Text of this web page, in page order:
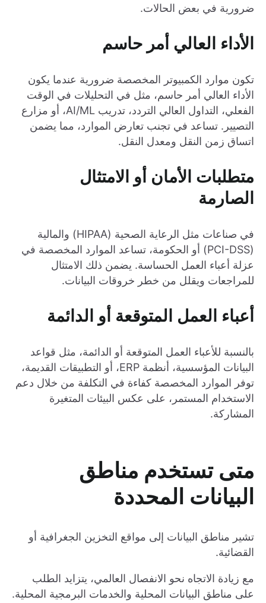
ضرورية في بعض الحالات.
الأداء العالي أمر حاسم
تكون موارد الكمبيوتر المخصصة ضرورية عندما يكون
الأداء العالي أمر حاسم، مثل في التحليلات في الوقت
الفعلي، التداول العالي التردد، تدريب AI/ML، أو مزارع
التصيير. تساعد في تجنب تعارض الموارد، مما يضمن
اتساق زمن النقل ومعدل النقل.
متطلبات الأمان أو الامتثال
الصارمة
في صناعات مثل الرعاية الصحية (HIPAA) والمالية
(PCI-DSS) أو الحكومة، تساعد الموارد المخصصة في
عزلة أعباء العمل الحساسة. يضمن ذلك الامتثال
للمراجعات ويقلل من خطر خروقات البيانات.
أعباء العمل المتوقعة أو الدائمة
بالنسبة للأعباء العمل المتوقعة أو الدائمة، مثل قواعد
البيانات المؤسسية، أنظمة ERP، أو التطبيقات القديمة،
توفر الموارد المخصصة كفاءة في التكلفة من خلال دعم
الاستخدام المستمر، على عكس البيئات المتغيرة
المشاركة.
متى تستخدم مناطق
البيانات المحددة
تشير مناطق البيانات إلى مواقع التخزين الجغرافية أو
القضائية.
مع زيادة الاتجاه نحو الانفصال العالمي، يتزايد الطلب
على مناطق البيانات المحلية والخدمات البرمجية المحلية.